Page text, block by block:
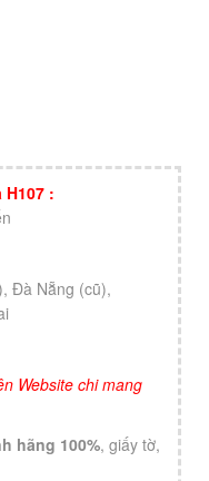
:
Đà Nẵng (cũ),
Website chi mang
hãng 100%, giấy tờ,